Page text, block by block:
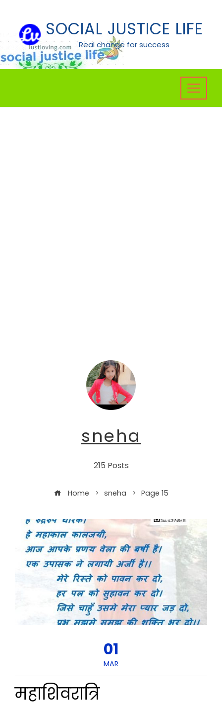
content
SOCIAL JUSTICE LIFE
Real change for success
sneha
215 Posts
Home sneha Page 15
01
MAR
महाशिवरात्रि